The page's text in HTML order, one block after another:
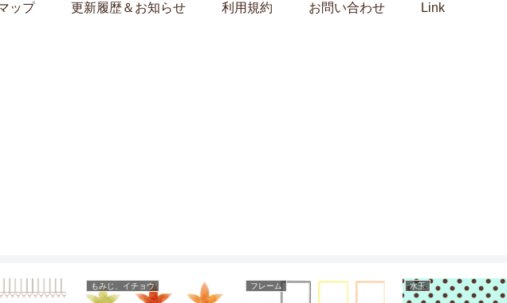
ップ 更新履歴＆お知らせ 利用規約 お問い合わせ Link
もみじ、イチョウ 水玉